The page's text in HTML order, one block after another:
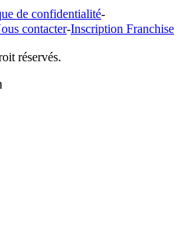
de confidentialité-
contacter-Inscription Franchise
réservés.